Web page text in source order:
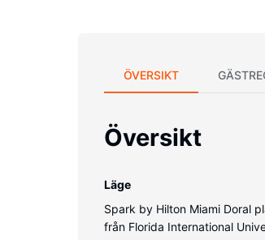
ÖVERSIKT
Översikt
Läge
Spark by Hilton Miami Doral
från Florida International